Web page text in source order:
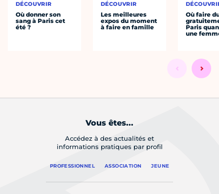
DÉCOUVRIR
Où donner son
sang à Paris cet
été ?
DÉCOUVRIR
Les meilleures
expos du moment
à faire en famille
Où faire
Paris
une
Vous êtes...
Accédez à des actualités et
informations pratiques par profil
PROFESSIONNEL ASSOCIATION JEUNE